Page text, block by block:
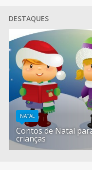
DESTAQUES
NATAL
Contos de Natal
crianças